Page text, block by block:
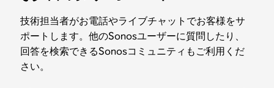
技術担当者がお電話やライブチャットでお客様をサ
ポートします。他のSonosユーザーに質問したり、
回答を検索できるSonosコミュニティもご利用くだ
さい。